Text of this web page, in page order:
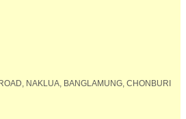
NAKLUA, BANGLAMUNG, CHONBURI